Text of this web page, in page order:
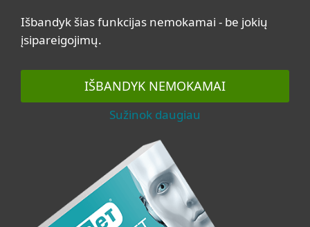
Išbandyk šias funkcijas nemokamai - be jokių
įsipareigojimų.
IŠBANDYK NEMOKAMAI
Sužinok daugiau